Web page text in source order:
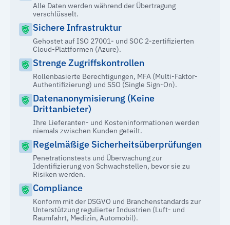
Alle Daten werden während der Übertragung
verschlüsselt.
Sichere Infrastruktur
Gehostet auf ISO 27001- und SOC 2-zertifizierten
Cloud-Plattformen (Azure).
Strenge Zugriffskontrollen
Rollenbasierte Berechtigungen, MFA (Multi-Faktor-
Authentifizierung) und SSO (Single Sign-On).
Datenanonymisierung (Keine
Drittanbieter)
Ihre Lieferanten- und Kosteninformationen werden
niemals zwischen Kunden geteilt.
Regelmäßige Sicherheitsüberprüfungen
Penetrationstests und Überwachung zur
Identifizierung von Schwachstellen, bevor sie zu
Risiken werden.
Compliance
Konform mit der DSGVO und Branchenstandards zur
Unterstützung regulierter Industrien (Luft- und
Raumfahrt, Medizin, Automobil).